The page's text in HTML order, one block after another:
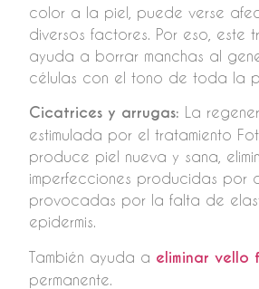
color a la piel, puede verse
diversos factores. Por eso, este
ayuda a borrar manchas al
células con el tono de toda la
Cicatrices y arrugas: La
estimulada por el tratamiento
produce piel nueva y sana,
imperfecciones producidas por
provocadas por la falta de
epidermis.
También ayuda a eliminar vello
permanente.